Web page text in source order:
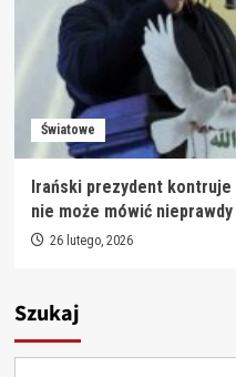
Światowe
Irański prezydent kontruje
nie może mówić nieprawdy
26 lutego, 2026
Szukaj